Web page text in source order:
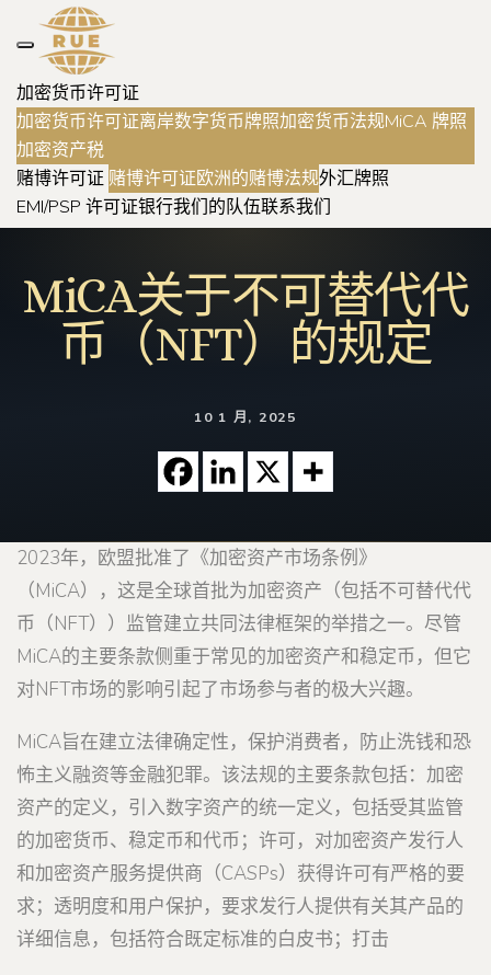
加密货币许可证
加密货币许可证离岸数字货币牌照加密货币法规MiCA 牌照
加密资产税
赌博许可证 赌博许可证欧洲的赌博法规外汇牌照
EMI/PSP 许可证银行我们的队伍联系我们
MiCA关于不可替代代
币（NFT）的规定
10 1 月, 2025
2023年，欧盟批准了《加密资产市场条例》
（MiCA），这是全球首批为加密资产（包括不可替代代
币（NFT））监管建立共同法律框架的举措之一。尽管
MiCA的主要条款侧重于常见的加密资产和稳定币，但它
对NFT市场的影响引起了市场参与者的极大兴趣。
MiCA旨在建立法律确定性，保护消费者，防止洗钱和恐
怖主义融资等金融犯罪。该法规的主要条款包括：加密
资产的定义，引入数字资产的统一定义，包括受其监管
的加密货币、稳定币和代币；许可，对加密资产发行人
和加密资产服务提供商（CASPs）获得许可有严格的要
求；透明度和用户保护，要求发行人提供有关其产品的
详细信息，包括符合既定标准的白皮书；打击